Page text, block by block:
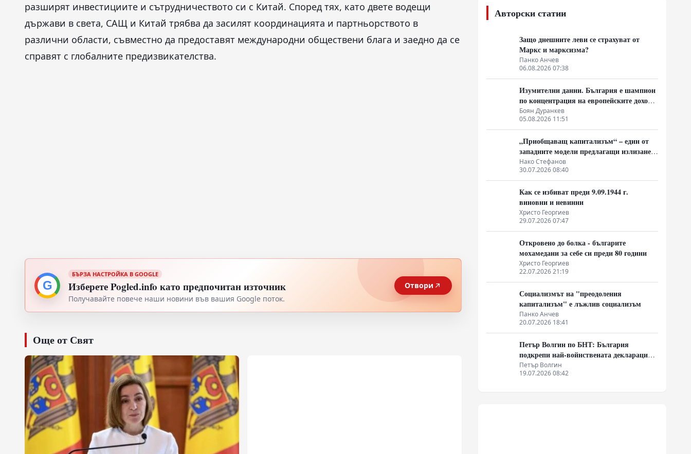
разширят инвестициите и сътрудничеството си с Китай. Според тях, като двете водещи
държави в света, САЩ и Китай трябва да засилят координацията и партньорството в
различни области, съвместно да предоставят международни обществени блага и заедно да се
справят с глобалните предизвикателства.
G
БЪРЗА НАСТРОЙКА В GOOGLE
Изберете Pogled.info като предпочитан източник
Получавайте повече наши новини във вашия Google поток.
Отвори
Още от Свят
Авторски статии
Защо днешните леви се страхуват от
Маркс и марксизма?
Панко Анчев
06.08.2026 07:38
Изумителни данни. България е шампион
по концентрация на европейските доходи
в ръцете на най-богатия 1%, надминава
и САЩ
Боян Дуранкев
05.08.2026 11:51
„Приобщаващ капитализъм“ – един от
западните модели предлагащи излизане
от системата на неолиберализма
Нако Стефанов
30.07.2026 08:40
Как се избиват преди 9.09.1944 г.
виновни и невинни
Христо Георгиев
29.07.2026 07:47
Откровено до болка - българите
мохамедани за себе си преди 80 години
Христо Георгиев
22.07.2026 21:19
Социализмът на "преодоления
капитализъм" е лъжлив социализъм
Панко Анчев
20.07.2026 18:41
Петър Волгин по БНТ: България
подкрепи най-войнствената декларация,
която някога съм чел
Петър Волгин
19.07.2026 08:42